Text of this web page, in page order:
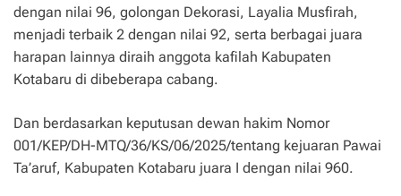
dengan nilai 96, golongan Dekorasi, Layalia Musfirah,
menjadi terbaik 2 dengan nilai 92, serta berbagai juara
harapan lainnya diraih anggota kafilah Kabupaten
Kotabaru di dibeberapa cabang.
Dan berdasarkan keputusan dewan hakim Nomor
001/KEP/DH-MTQ/36/KS/06/2025/tentang kejuaran Pawai
Ta’aruf, Kabupaten Kotabaru juara I dengan nilai 960.